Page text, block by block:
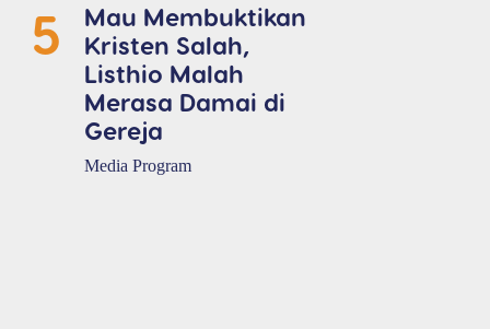
5
Mau Membuktikan
Kristen Salah,
Listhio Malah
Merasa Damai di
Gereja
Media Program